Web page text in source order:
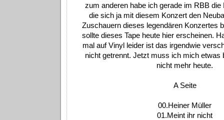
zum anderen habe ich gerade im RBB die
die sich ja mit diesem Konzert den
Zuschauern dieses legendären Konzertes
sollte dieses Tape heute hier erscheinen.
mal auf Vinyl leider ist das irgendwie
nicht getrennt. Jetzt muss ich mich etwas
nicht mehr heute.
A Seite
00.Heiner Müller
01.Meint ihr nicht